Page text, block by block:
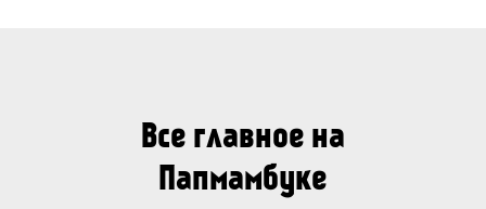
Все главное на
Папмамбуке